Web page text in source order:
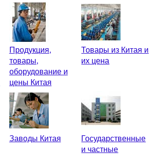
Продукция,
товары,
оборудование и
цены Китая
Товары из Китая и
их цена
Заводы Китая
Государственные
и частные